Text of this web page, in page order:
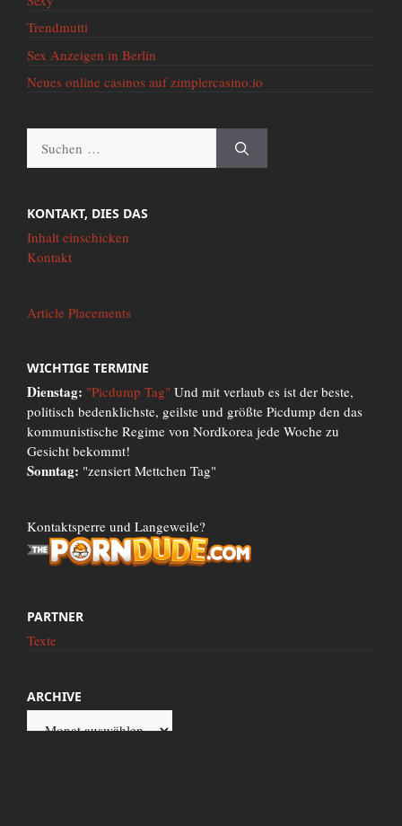
Trendmutti
Sex Anzeigen in Berlin
Neues online casinos auf zimplercasino.io
nach:
KONTAKT, DIES DAS
Inhalt einschicken
Kontakt
Article Placements
WICHTIGE TERMINE
Dienstag: "Picdump Tag" Und mit verlaub es ist der beste,
politisch bedenklichste, geilste und größte Picdump den das
kommunistische Regime von Nordkorea jede Woche zu
Gesicht bekommt!
Sonntag: "zensiert Mettchen Tag"
Kontaktsperre und Langeweile?
PARTNER
Texte
ARCHIVE